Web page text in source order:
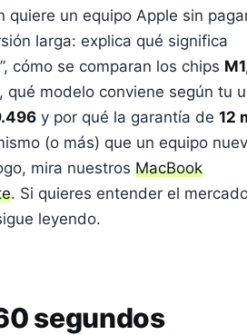
un equipo Apple sin
larga: explica qué significa
cómo se comparan los chips
, qué modelo conviene según tu
y por qué la garantía de 12
(o más) que un equipo
mira nuestros MacBook
. Si quieres entender el
leyendo.
segundos